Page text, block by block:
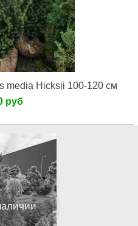
media Hicksii 100-120 см
руб